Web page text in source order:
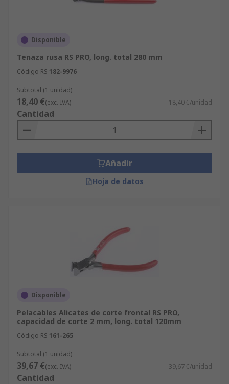
Disponible
Tenaza rusa RS PRO, long. total 280 mm
Código RS 182-9976
Subtotal (1 unidad)
18,40 €(exc. IVA) 18,40 €/unidad
Cantidad
Añadir
Hoja de datos
Disponible
Pelacables Alicates de corte frontal RS PRO,
capacidad de corte 2 mm, long. total 120mm
Código RS 161-265
Subtotal (1 unidad)
39,67 €(exc. IVA) 39,67 €/unidad
Cantidad